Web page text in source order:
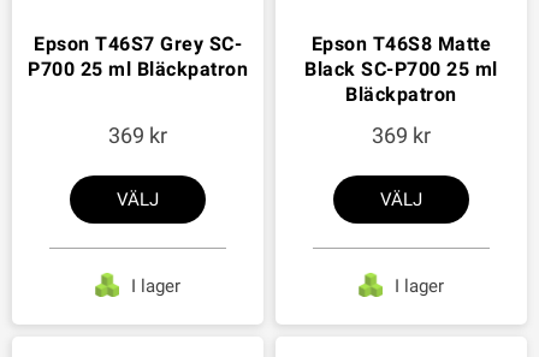
Epson T46S7 Grey SC-
P700 25 ml Bläckpatron
369
VÄLJ
I lager
Epson T46S8 Matte
Black SC-P700 25 ml
Bläckpatron
369
VÄLJ
I lager